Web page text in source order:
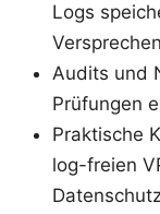
Logs
Audits und
Prüfungen
Praktische
log-freien